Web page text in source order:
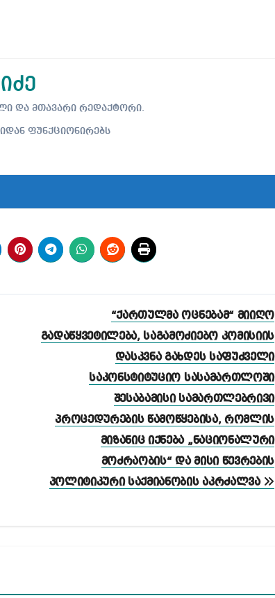
და მთავარი რედაქტორი.
ფუნქციონირებს
“ქართულმა ოცნებამ“ მიიღო
გადაწყვეტილება, საგამოძიებო კომისიის
დასკვნა გახდეს საფუძველი
საკონსტიტუციო სასამართლოში
შესაბამისი სამართლებრივი
პროცედურების წამოწყებისა, რომლის
მიზანიც იქნება „ნაციონალური
მოძრაობის“ და მისი წევრების
პოლიტიკური საქმიანობის აკრძალვა